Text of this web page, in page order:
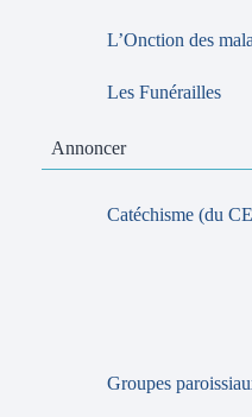
L’Onction des
Les Funérailles
Annoncer
Catéchisme (du
Groupes